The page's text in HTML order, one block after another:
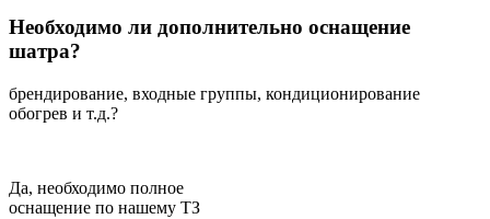
Необходимо ли дополнительно оснащение
шатра?
брендирование, входные группы, кондиционирование
обогрев и т.д.?
Да, необходимо полное
оснащение по нашему ТЗ